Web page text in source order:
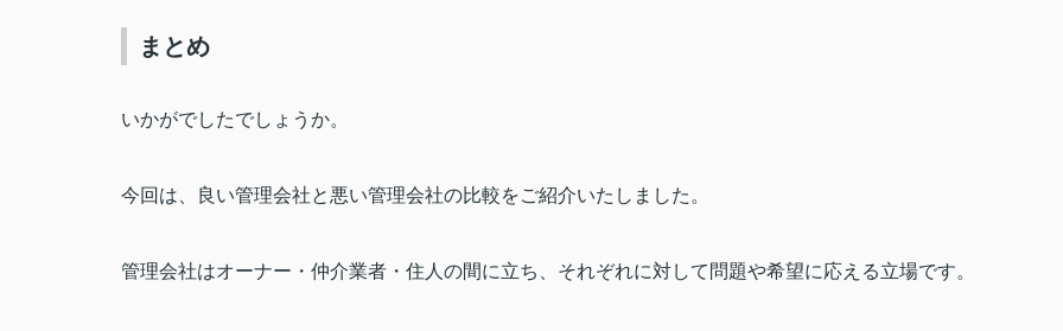
まとめ
いかがでしたでしょうか。
今回は、良い管理会社と悪い管理会社の比較をご紹介いたしました。
管理会社はオーナー・仲介業者・住人の間に立ち、それぞれに対して問題や希望に応える立場です。